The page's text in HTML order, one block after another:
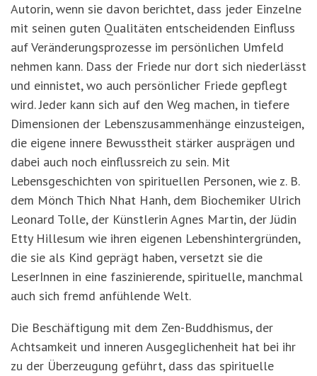
Autorin, wenn sie davon berichtet, dass jeder Einzelne
mit seinen guten Qualitäten entscheidenden Einfluss
auf Veränderungsprozesse im persönlichen Umfeld
nehmen kann. Dass der Friede nur dort sich niederlässt
und einnistet, wo auch persönlicher Friede gepflegt
wird. Jeder kann sich auf den Weg machen, in tiefere
Dimensionen der Lebenszusammenhänge einzusteigen,
die eigene innere Bewusstheit stärker ausprägen und
dabei auch noch einflussreich zu sein. Mit
Lebensgeschichten von spirituellen Personen, wie z. B.
dem Mönch Thich Nhat Hanh, dem Biochemiker Ulrich
Leonard Tolle, der Künstlerin Agnes Martin, der Jüdin
Etty Hillesum wie ihren eigenen Lebenshintergründen,
die sie als Kind geprägt haben, versetzt sie die
LeserInnen in eine faszinierende, spirituelle, manchmal
auch sich fremd anfühlende Welt.
Die Beschäftigung mit dem Zen-Buddhismus, der
Achtsamkeit und inneren Ausgeglichenheit hat bei ihr
zu der Überzeugung geführt, dass das spirituelle